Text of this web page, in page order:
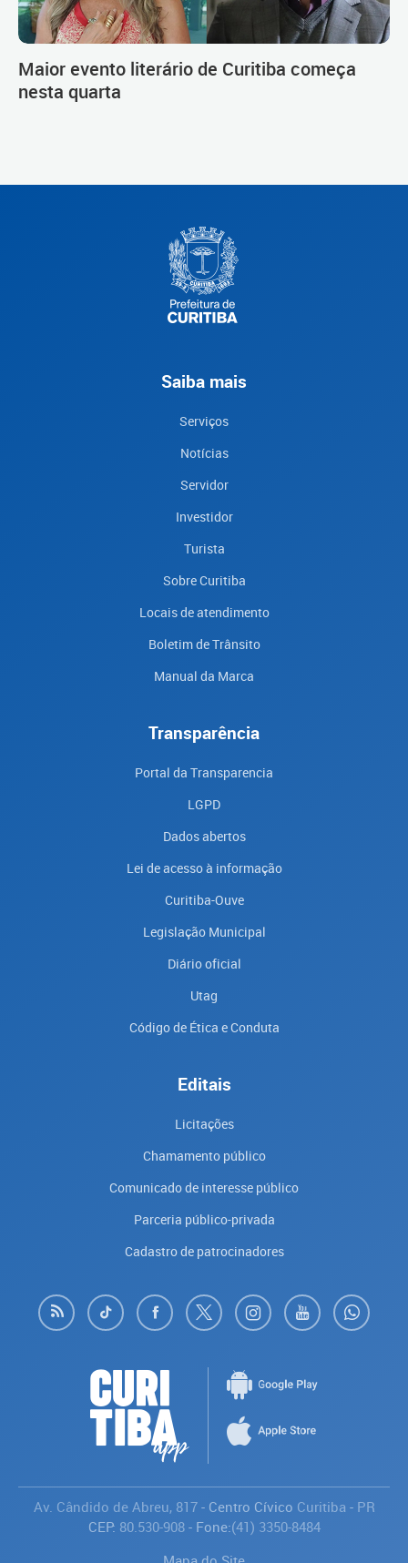
Maior evento literário de Curitiba começa
nesta quarta
Saiba mais
Serviços
Notícias
Servidor
Investidor
Turista
Sobre Curitiba
Locais de atendimento
Boletim de Trânsito
Manual da Marca
Transparência
Portal da Transparencia
LGPD
Dados abertos
Lei de acesso à informação
Curitiba-Ouve
Legislação Municipal
Diário oficial
Utag
Código de Ética e Conduta
Editais
Licitações
Chamamento público
Comunicado de interesse público
Parceria público-privada
Cadastro de patrocinadores
Av. Cândido de Abreu, 817- Centro Cívico Curitiba - PR
CEP: 80.530-908- Fone:(41) 3350-8484